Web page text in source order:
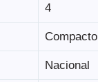
4
Compacto
Nacional